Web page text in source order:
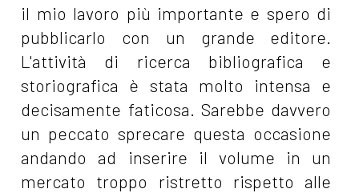
il mio lavoro più importante e spero di
pubblicarlo con un grande editore.
L'attività di ricerca bibliografica e
storiografica è stata molto intensa e
decisamente faticosa. Sarebbe davvero
un peccato sprecare questa occasione
andando ad inserire il volume in un
mercato troppo ristretto rispetto alle